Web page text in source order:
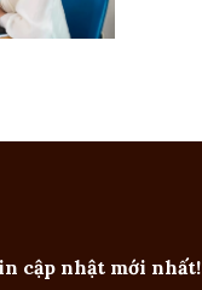
cập nhật mới nhất!